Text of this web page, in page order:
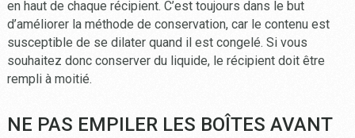
en haut de chaque récipient. C’est toujours dans le but
d’améliorer la méthode de conservation, car le contenu est
susceptible de se dilater quand il est congelé. Si vous
souhaitez donc conserver du liquide, le récipient doit être
rempli à moitié.
NE PAS EMPILER LES BOÎTES AVANT